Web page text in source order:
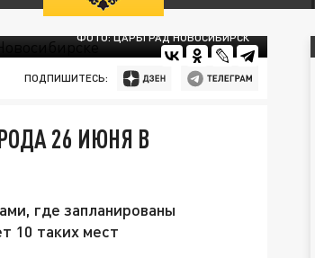
ФОТО: ЦАРЬГРАД НОВОСИБИРСК
ПОДПИШИТЕСЬ:
26 ИЮНЯ В
где запланированы
10 таких мест